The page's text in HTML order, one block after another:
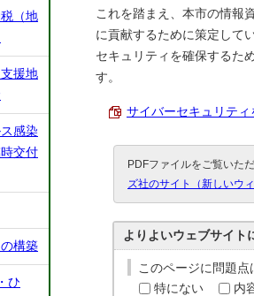
これを踏まえ、本市の情報
に貢献するために策定して
セキュリティを確保するた
す。
サイバーセキュリティ
PDFファイルをご覧いた
ズ社のサイト（新しいウィ
よりよいウェブサイト
このページに問題
特にない
内
（地
援地
感染
交付
構築
ひ